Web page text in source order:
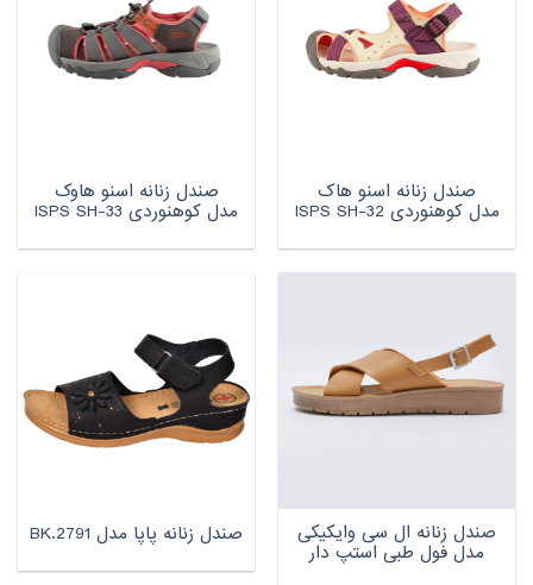
صندل زنانه اسنو هاک
مدل کوهنوردی ISPS SH-32
صندل زنانه اسنو هاوک
مدل کوهنوردی ISPS SH-33
صندل زنانه ال سی وایکیکی
مدل فول طبی استپ دار
صندل زنانه پاپا مدل BK.2791